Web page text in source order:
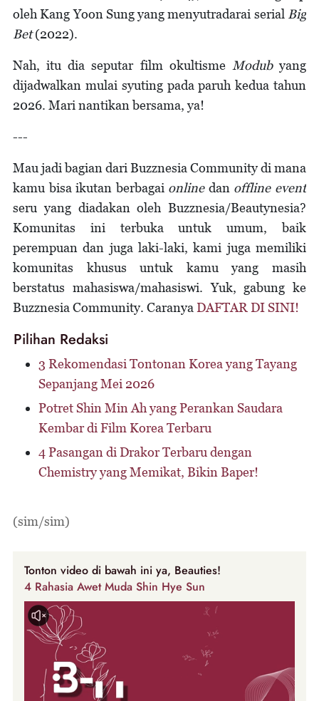
oleh Kang Yoon Sung yang menyutradarai serial Big
Bet(2022).
Nah, itu dia seputar film okultisme Modubyang
dijadwalkan mulai syuting pada paruh kedua tahun
2026. Mari nantikan bersama, ya!
---
Mau jadi bagian dari Buzznesia Community di mana
kamu bisa ikutan berbagai onlinedan offline event
seru yang diadakan oleh Buzznesia/Beautynesia?
Komunitas ini terbuka untuk umum, baik
perempuan dan juga laki-laki, kami juga memiliki
komunitas khusus untuk kamu yang masih
berstatus mahasiswa/mahasiswi. Yuk, gabung ke
Buzznesia Community. Caranya DAFTAR DI SINI!
Pilihan Redaksi
3 Rekomendasi Tontonan Korea yang Tayang
Sepanjang Mei 2026
Potret Shin Min Ah yang Perankan Saudara
Kembar di Film Korea Terbaru
4 Pasangan di Drakor Terbaru dengan
Chemistry yang Memikat, Bikin Baper!
(sim/sim)
Tonton video di bawah ini ya, Beauties!
4 Rahasia Awet Muda Shin Hye Sun